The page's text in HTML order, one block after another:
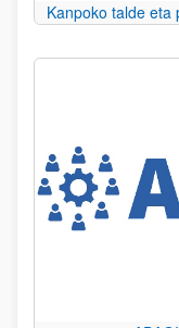
Kanpoko talde